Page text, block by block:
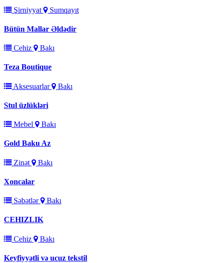
Şirniyyat Sumqayıt
Bütün Mallar Əldədir
Cehiz Bakı
Teza Boutique
Aksesuarlar Bakı
Stul üzlükləri
Mebel Bakı
Gold Baku Az
Zinət Bakı
Xoncalar
Səbətlər Bakı
CEHIZLIK
Cehiz Bakı
Keyfiyyətli və ucuz tekstil